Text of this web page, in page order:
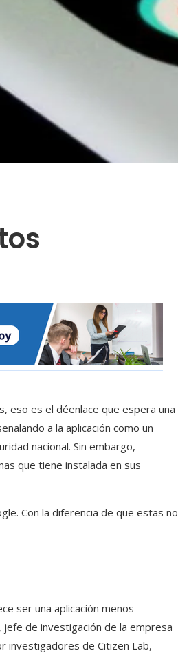
eso es el déenlace que espera una
a la aplicación como un
nacional. Sin embargo,
que tiene instalada en sus
Con la diferencia de que estas no
ser una aplicación menos
jefe de investigación de la empresa
investigadores de Citizen Lab,